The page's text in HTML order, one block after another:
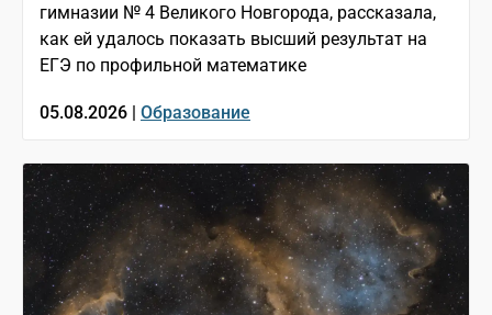
гимназии № 4 Великого Новгорода, рассказала,
как ей удалось показать высший результат на
ЕГЭ по профильной математике
05.08.2026 | Образование